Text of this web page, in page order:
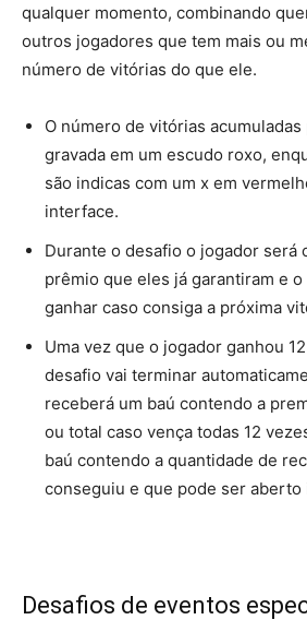
qualquer momento, combinando
outros jogadores que tem mais ou
número de vitórias do que ele.
O número de vitórias
gravada em um escudo roxo,
são indicas com um x em
interface.
Durante o desafio o jogador será
prêmio que eles já garantiram e
ganhar caso consiga a próxima
Uma vez que o jogador ganhou
desafio vai terminar
receberá um baú contendo a
ou total caso vença todas 12
baú contendo a quantidade de
conseguiu e que pode ser aberto
Desafios de eventos